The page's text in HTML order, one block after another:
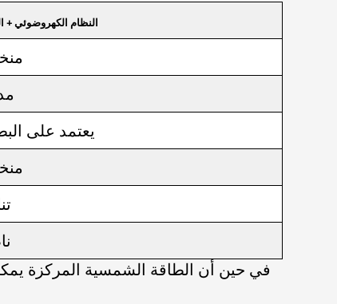
النظام الكهروضوئي +
يعتمد على
في حين أن الطاقة الشمسية المركزة